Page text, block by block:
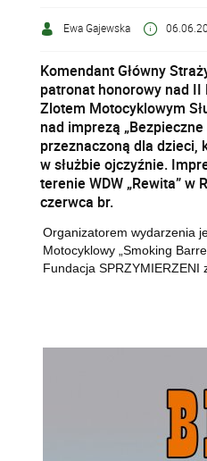
Ewa Gajewska
Komendant Główny
patronat honorowy nad
Zlotem Motocyklowym
nad imprezą „Bezpieczne
przeznaczoną dla dzieci,
w służbie ojczyźnie.
terenie WDW „Rewita” w
czerwca br.
Organizatorem wydarzenia
Motocyklowy „Smoking
Fundacja SPRZYMIERZENI